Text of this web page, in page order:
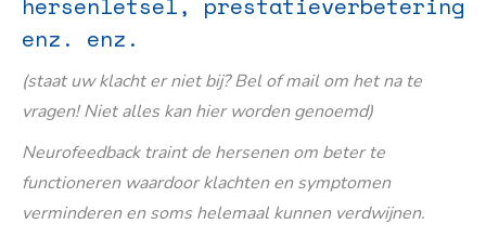
enz. enz.
(staat uw klacht er niet bij? Bel of mail om het na te
vragen! Niet alles kan hier worden genoemd)
Neurofeedback traint de hersenen om beter te
functioneren waardoor klachten en symptomen
verminderen en soms helemaal kunnen verdwijnen.